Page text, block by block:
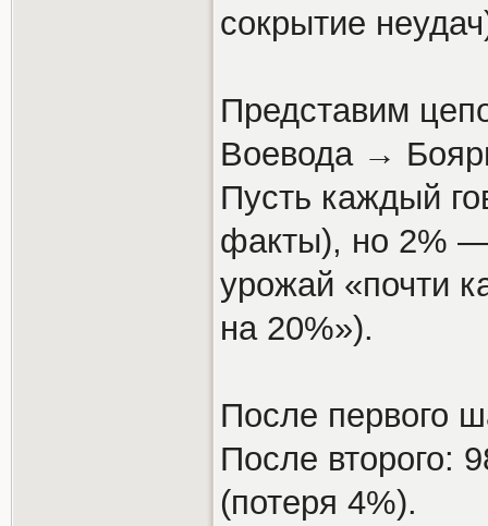
сокрытие
Представим
Воевода →
Пусть каждый
факты), но 2% —
урожай «почти
на 20%»).
После первого
После второго:
(потеря 4%).